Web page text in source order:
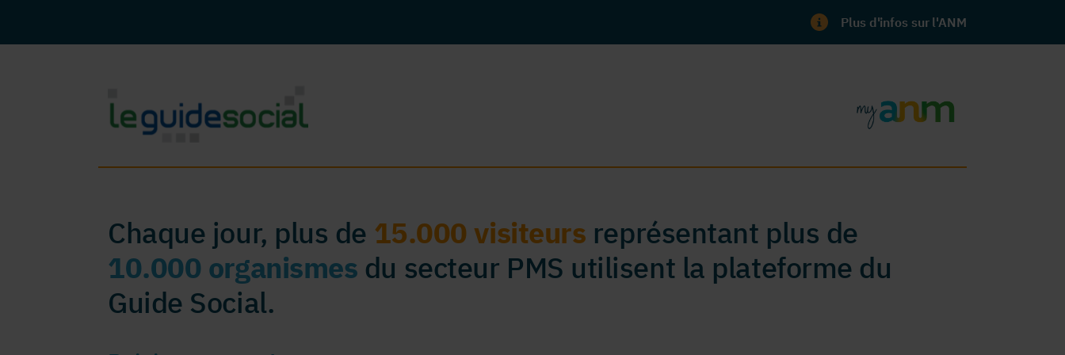
Plus d'infos sur l'ANM
Chaque jour, plus de 15.000 visiteurs représentant plus de
10.000 organismes du secteur PMS utilisent la plateforme du
Guide Social.